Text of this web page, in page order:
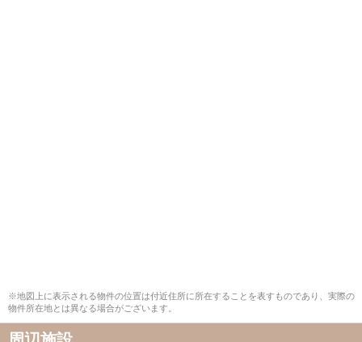
※地図上に表示される物件の位置は付近住所に所在することを表すものであり、実際の
物件所在地とは異なる場合がございます。